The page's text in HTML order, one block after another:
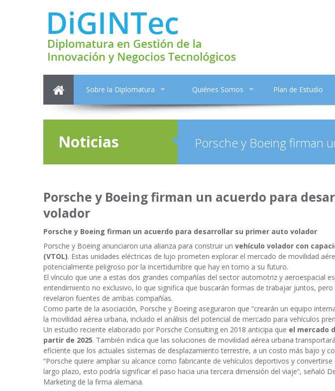
Sobre la Diplomatura Quiénes Somos Plan de Estudio
Noticias Porsche y Boeing firman
Porsche y Boeing firman un acuerdo para
volador
Porsche y Boeing firman un acuerdo para desarrollar su primer auto volador
Porsche y Boeing anunciaron una alianza para construir un vehículo volador con
(VTOL). Estas unidades eléctricas de lujo prometen explorar el mercado de movilidad
potencialmente peligroso por la incertidumbre que hay en torno a su futuro.
El vínculo que une a estas dos grandes compañías del sector automotriz y aeroespacial
entendimiento no exclusivo, lo que significa que buscarán formas de trabajar juntos,
revelaron fuentes de ambas compañías.
Como parte de la asociación, Porsche y Boeing aseguraron que “crearán un equipo
la movilidad aérea urbana, incluido el análisis del potencial de mercado para vehículos
Un estudio reciente elaborado por Porsche Consulting en 2018 anticipa que el mercado
partir de 2025. También indica que las soluciones de movilidad aérea urbana
eficiente que los actuales sistemas de desplazamiento terrestre, a un costo más bajo y
“Porsche quiere ampliar su alcance como fabricante de vehículos deportivos y
largo plazo, esto podría significar el paso hacia una tercera dimensión del viaje”, señaló
Marketing de la firma alemana.